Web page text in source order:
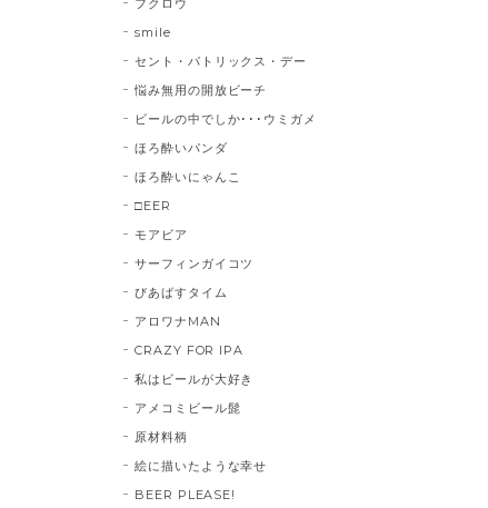
フクロウ
smile
セント・パトリックス・デー
悩み無用の開放ビーチ
ビールの中でしか･･･ウミガメ
ほろ酔いパンダ
ほろ酔いにゃんこ
□EER
モアビア
サーフィンガイコツ
びあばすタイム
アロワナMAN
CRAZY FOR IPA
私はビールが大好き
アメコミビール髭
原材料柄
絵に描いたような幸せ
BEER PLEASE!